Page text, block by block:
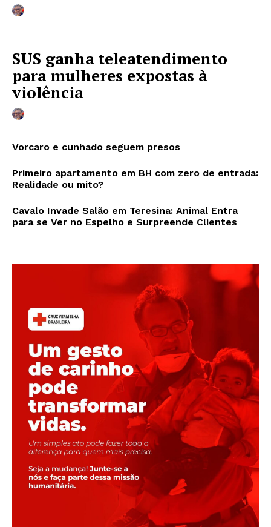
SUS ganha teleatendimento
para mulheres expostas à
violência
Vorcaro e cunhado seguem presos
Primeiro apartamento em BH com zero de entrada:
Realidade ou mito?
Cavalo Invade Salão em Teresina: Animal Entra
para se Ver no Espelho e Surpreende Clientes